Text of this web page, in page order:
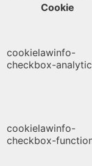
Cookie
cookielawinfo-
checkbox-
cookielawinfo-
checkbox-